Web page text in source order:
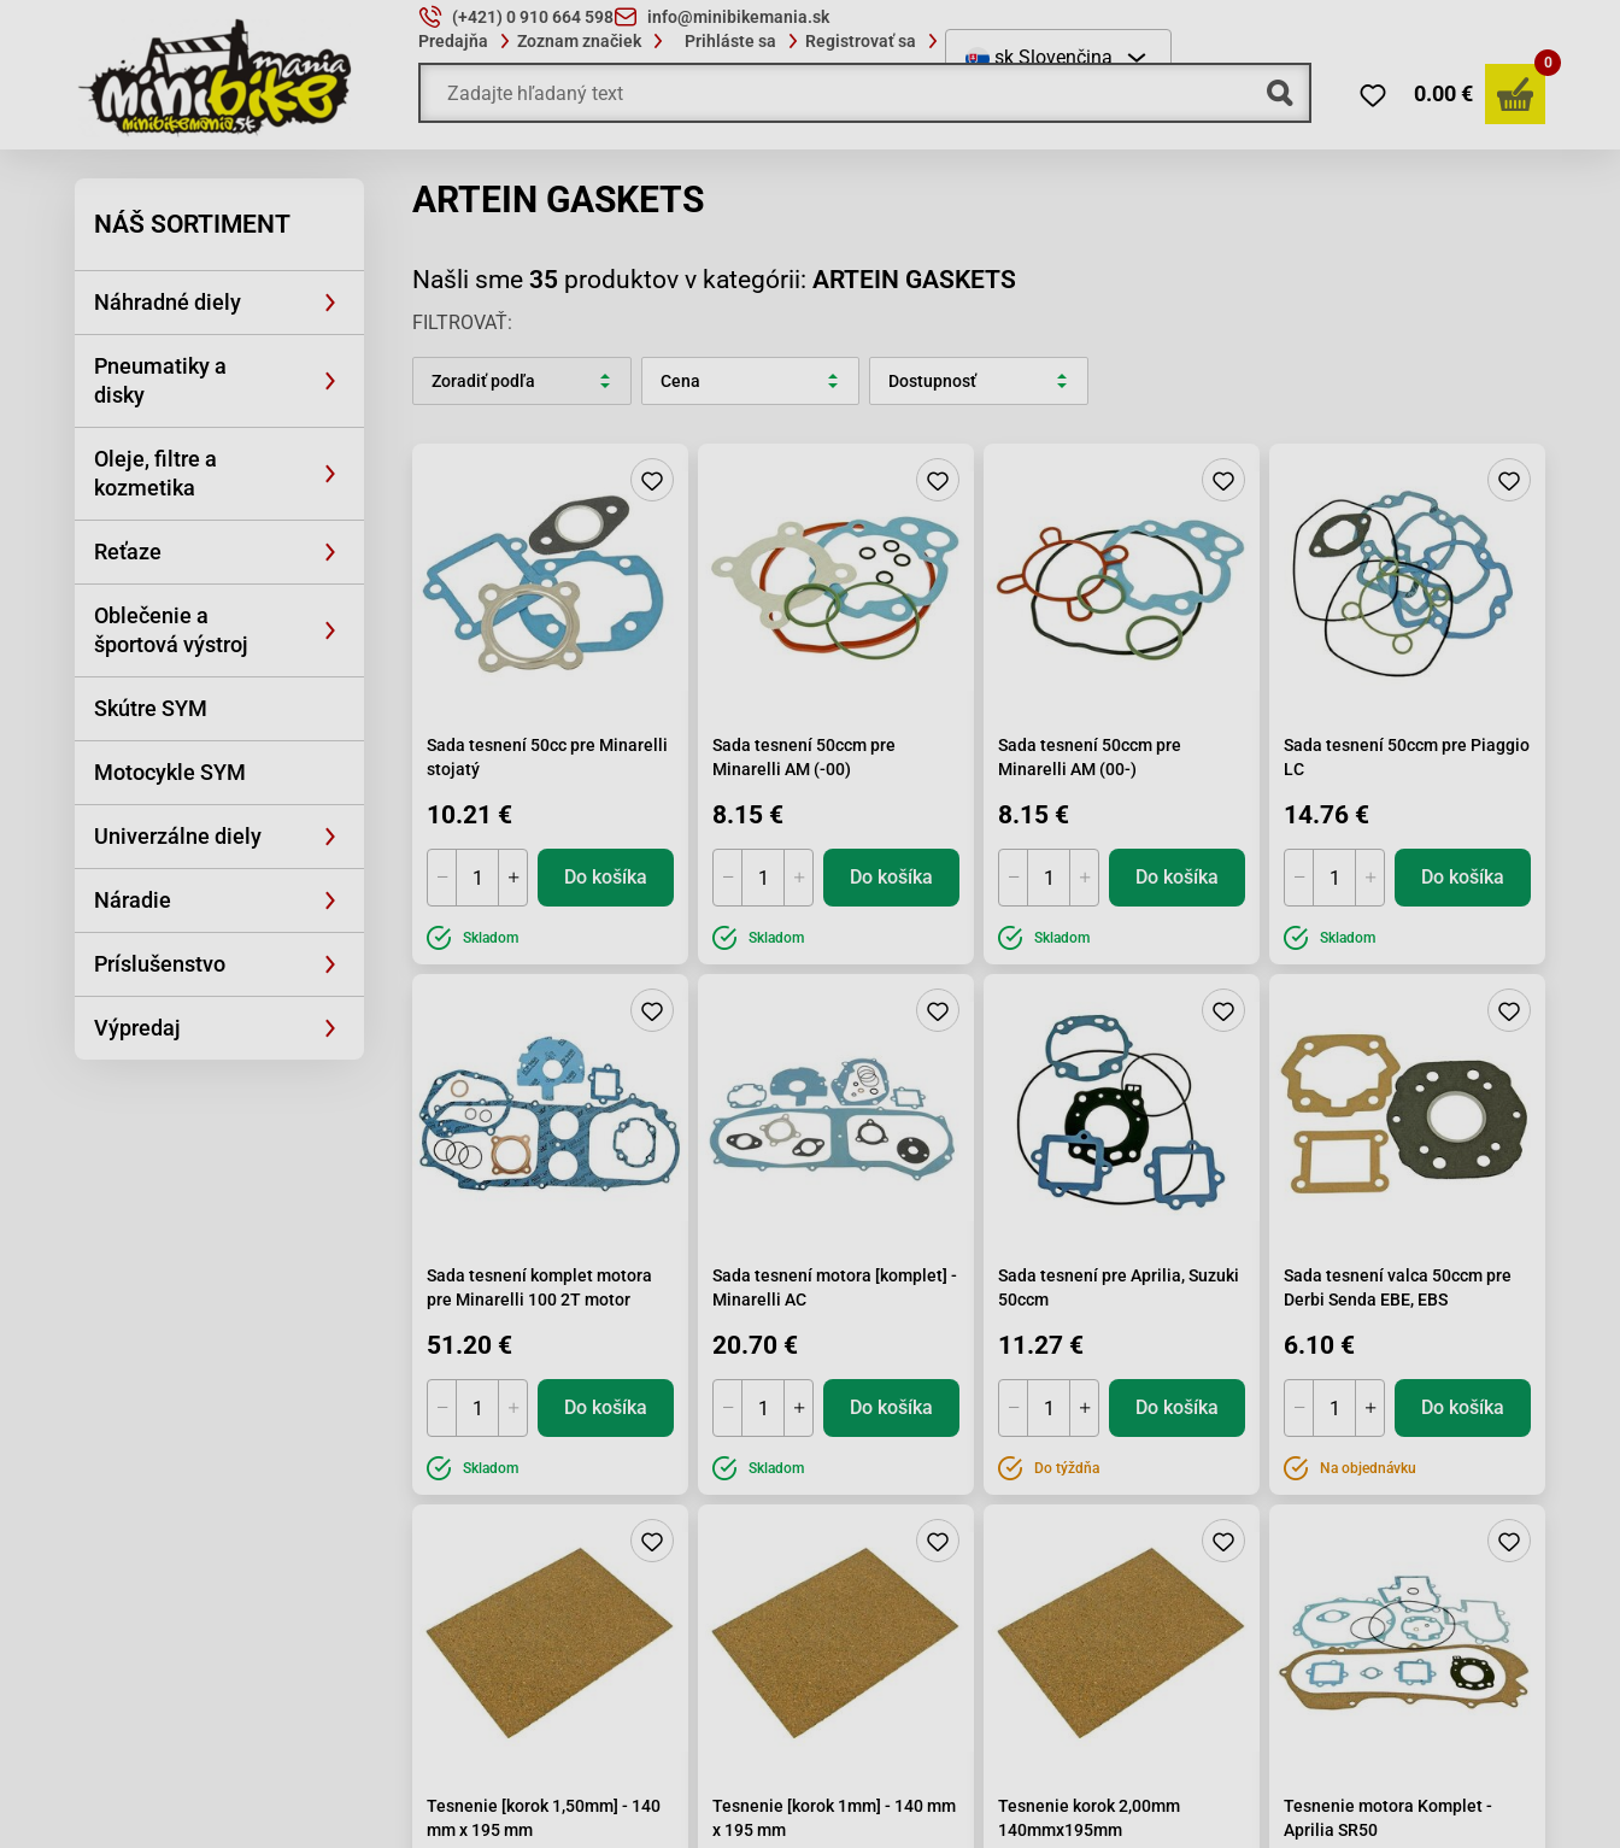
(+421) 0 910 664 598
info@minibikemania.sk
Predajňa
Zoznam značiek Prihláste sa Registrovať sa
sk Slovenčina
0.00 €
0
NÁŠ SORTIMENT
Náhradné diely
Pneumatiky a
disky
Oleje, filtre a
kozmetika
Reťaze
Oblečenie a
športová výstroj
Skútre SYM
Motocykle SYM
Univerzálne diely
Náradie
Príslušenstvo
Výpredaj
ARTEIN GASKETS
Našli sme 35 produktov v kategórii: ARTEIN GASKETS
FILTROVAŤ
Zoradiť podľa Cena Dostupnosť
Sada tesnení 50cc pre Minarelli
stojatý
10.21 €
Do košíka
Skladom
Sada tesnení 50ccm pre
Minarelli AM (-00)
8.15 €
Do košíka
Skladom
Sada tesnení 50ccm pre
Minarelli AM (00-)
8.15 €
Do košíka
Skladom
Sada tesnení 50ccm pre Piaggio
LC
14.76 €
Do košíka
Skladom
Sada tesnení komplet motora
pre Minarelli 100 2T motor
51.20 €
Do košíka
Skladom
Sada tesnení motora [komplet] -
Minarelli AC
20.70 €
Do košíka
Skladom
Sada tesnení pre Aprilia, Suzuki
50ccm
11.27 €
Do košíka
Do týždňa
Sada tesnení valca 50ccm pre
Derbi Senda EBE, EBS
6.10 €
Do košíka
Na objednávku
Tesnenie [korok 1,50mm] - 140
mm x 195 mm
Tesnenie [korok 1mm] - 140 mm
x 195 mm
Tesnenie korok 2,00mm
140mmx195mm
Tesnenie motora Komplet -
Aprilia SR50